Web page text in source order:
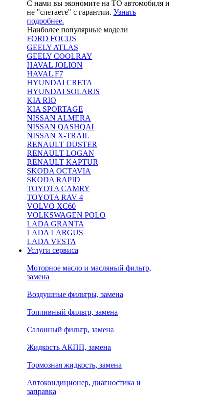
С нами вы экономите на ТО автомобиля и
не "слетаете" с гарантии. Узнать
подробнее.
Наиболее популярные модели
FORD FOCUS
GEELY ATLAS
GEELY COOLRAY
HAVAL JOLION
HAVAL F7
HYUNDAI CRETA
HYUNDAI SOLARIS
KIA RIO
KIA SPORTAGE
NISSAN ALMERA
NISSAN QASHQAI
NISSAN X-TRAIL
RENAULT DUSTER
RENAULT LOGAN
RENAULT KAPTUR
SKODA OCTAVIA
SKODA RAPID
TOYOTA CAMRY
TOYOTA RAV 4
VOLVO XC60
VOLKSWAGEN POLO
LADA GRANTA
LADA LARGUS
LADA VESTA
Услуги сервиса
Моторное масло и масляный фильтр,
замена
Воздушные фильтры, замена
Топливный фильтр, замена
Салонный фильтр, замена
Жидкость АКПП, замена
Тормозная жидкость, замена
Автокондиционер, диагностика и
заправка